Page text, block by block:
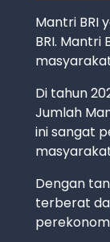
Mantri BRI
BRI.
Di tahun
Jumlah
ini sangat
Dengan
terberat